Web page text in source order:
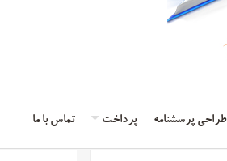
طراحی پرسشنامه پرداخت تماس با ما